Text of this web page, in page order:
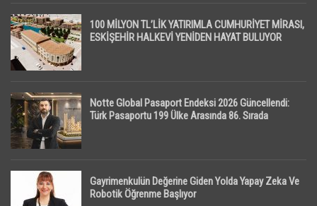
100 MİLYON TL’LİK YATIRIMLA CUMHURİYET MİRASI,
ESKİŞEHİR HALKEVİ YENİDEN HAYAT BULUYOR
Notte Global Pasaport Endeksi 2026 Güncellendi:
Türk Pasaportu 199 Ülke Arasında 86. Sırada
Gayrimenkulün Değerine Giden Yolda Yapay Zeka Ve
Robotik Öğrenme Başlıyor